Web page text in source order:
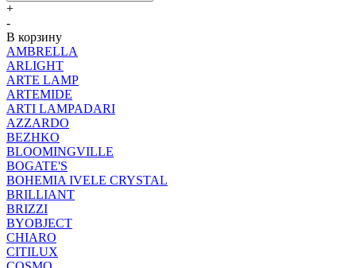
+
-
В корзину
AMBRELLA
ARLIGHT
ARTE LAMP
ARTEMIDE
ARTI LAMPADARI
AZZARDO
BEZHKO
BLOOMINGVILLE
BOGATE'S
BOHEMIA IVELE CRYSTAL
BRILLIANT
BRIZZI
BYOBJECT
CHIARO
CITILUX